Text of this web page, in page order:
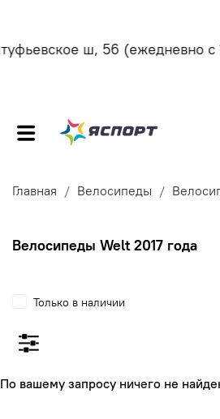
ш, 56(ежедневно с
Главная Велосипеды
Велосипеды Welt 2017 года
По вашему запросу ничего не
Только в наличии